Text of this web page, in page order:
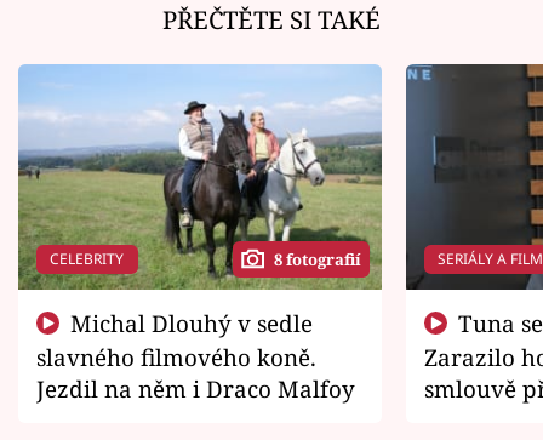
PŘEČTĚTE SI TAKÉ
CELEBRITY 8 fotografií
slavného filmového koně.
Jezdil na něm i Draco Malfoy
SERIÁLY A
Zarazilo
smlouvě